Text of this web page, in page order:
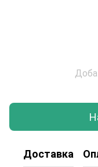
Доставка